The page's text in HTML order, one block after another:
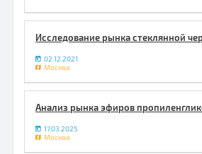
Исследование рынка стеклянной
02.12.2021
Москва
Анализ рынка эфиров
17.03.2025
Москва